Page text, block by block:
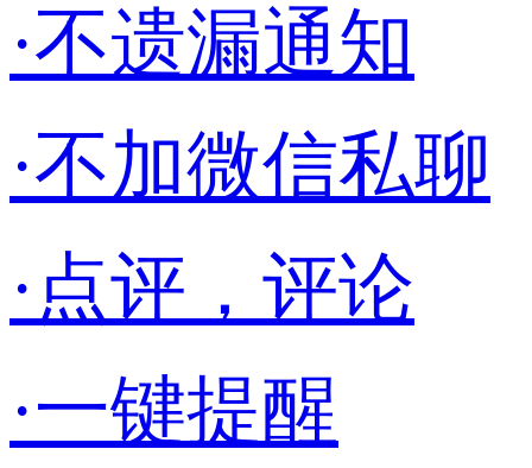
·不遗漏通知
·不加微信私聊
·点评，评论
·一键提醒